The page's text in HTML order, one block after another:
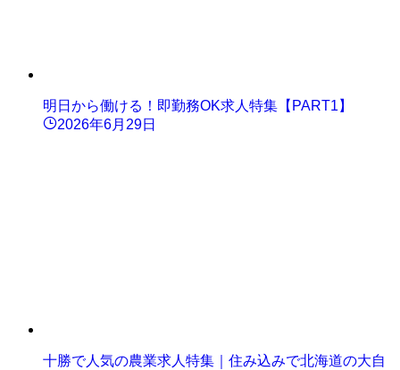
明日から働ける！即勤務OK求人特集【PART1】
2026年6月29日
十勝で人気の農業求人特集｜住み込みで北海道の大自